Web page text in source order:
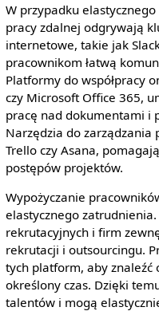
W przypadku
pracy zdalnej odgrywają
internetowe, takie jak
pracownikom łatwą
Platformy do współpracy
czy Microsoft Office 365,
pracę nad dokumentami i
Narzędzia do
Trello czy Asana,
postępów projektów.
Wypożyczanie
elastycznego
rekrutacyjnych i firm
rekrutacji i outsourcingu.
tych platform, aby
określony czas. Dzięki
talentów i mogą